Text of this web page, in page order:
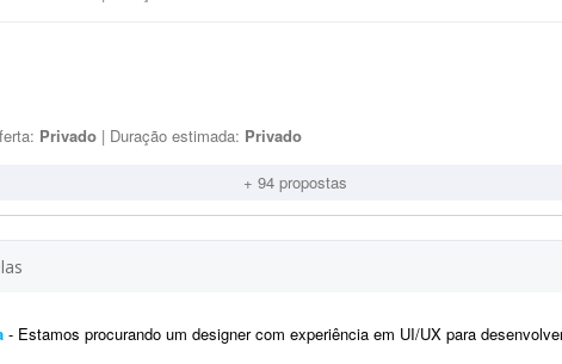
Privado | Duração estimada: Privado
+ 94 propostas
- Estamos procurando um designer com experiência em UI/UX para desenvolver os layouts de um site no Figma. O